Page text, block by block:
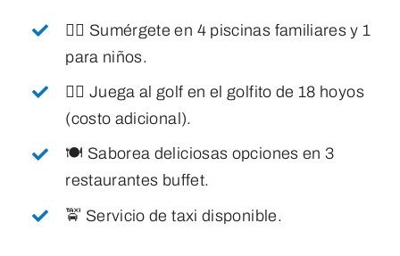
🏊‍♂️ Sumérgete en 4 piscinas familiares y 1
para niños.
🏌️‍♂️ Juega al golf en el golfito de 18 hoyos
(costo adicional).
🍽️ Saborea deliciosas opciones en 3
restaurantes buffet.
🚖 Servicio de taxi disponible.